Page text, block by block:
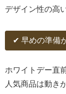
デザイン性の高
✔ 早めの準備
ホワイトデー直
人気商品は動き